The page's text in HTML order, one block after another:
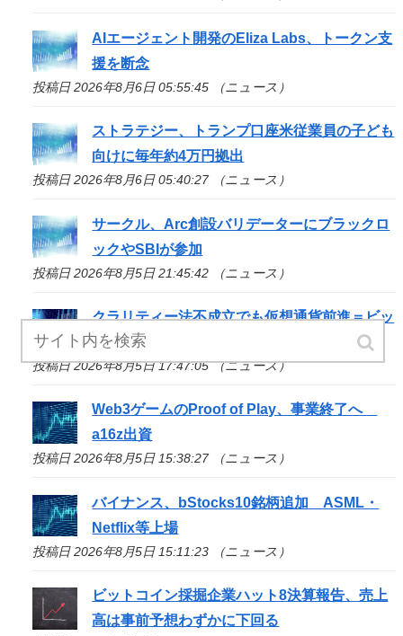
AIエージェント開発のEliza Labs、トークン支
援を断念
投稿日 2026年8月6日 05:55:45 （ニュース）
ストラテジー、トランプ口座米従業員の子ども
向けに毎年約4万円拠出
投稿日 2026年8月6日 05:40:27 （ニュース）
サークル、Arc創設バリデーターにブラックロ
ックやSBIが参加
投稿日 2026年8月5日 21:45:42 （ニュース）
クラリティー法不成立でも仮想通貨前進＝ビッ
トワイズCIO
投稿日 2026年8月5日 17:47:05 （ニュース）
Web3ゲームのProof of Play、事業終了へ
a16z出資
投稿日 2026年8月5日 15:38:27 （ニュース）
バイナンス、bStocks10銘柄追加 ASML・
Netflix等上場
投稿日 2026年8月5日 15:11:23 （ニュース）
ビットコイン採掘企業ハット8決算報告、売上
高は事前予想わずかに下回る